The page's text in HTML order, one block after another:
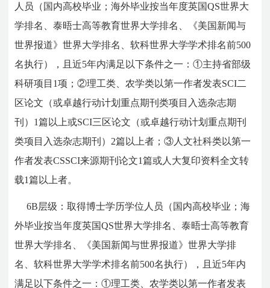
人员（国内高校毕业；海外毕业按当年度英国QS世界大
学排名、泰晤士高等教育世界大学排名、《美国新闻与
世界报道》世界大学排名、软科世界大学学术排名前500
名执行），且近5年内满足以下条件之一：①主持省部级
科研项目1项；②理工类、农学类以第一作者发表SCI二
区论文（或卓越行动计划重点期刊类项目入选杂志期
刊）1篇以上或SCI三区论文（或卓越行动计划重点期刊
类项目入选杂志期刊）2篇以上者；③人文社科类以第一
作者发表CSSCI来源期刊论文1篇或人大复印资料全文转
载1篇以上者。
6B层级：取得博士学历学位人员（国内高校毕业；海
外毕业按当年度英国QS世界大学排名、泰晤士高等教育
世界大学排名、《美国新闻与世界报道》世界大学排
名、软科世界大学学术排名前500名执行），且近5年内
满足以下条件之一：①理工类、农学类以第一作者发表